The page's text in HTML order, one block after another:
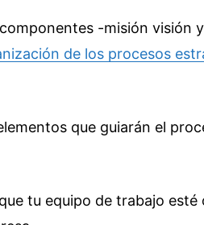
-misión visión
de los procesos
que guiarán el
tu equipo de trabajo